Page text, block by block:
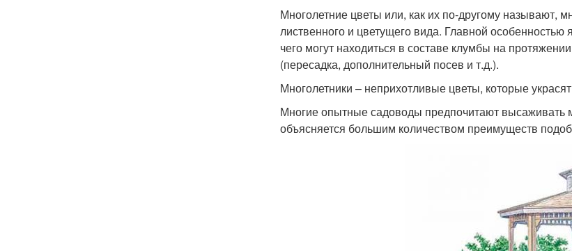
Многолетние цветы или, как их по-другому называют,
лиственного и цветущего вида. Главной особенностью
чего могут находиться в составе клумбы на
(пересадка, дополнительный посев и т.д.).
Многолетники – неприхотливые цветы, которые
Многие опытные садоводы предпочитают высаживать
объясняется большим количеством преимуществ